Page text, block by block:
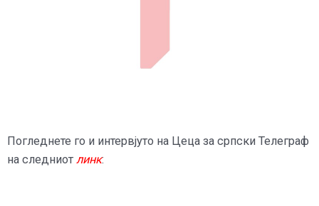
Погледнете го и интервјуто на Цеца за српски Телеграф
на следниот линк: